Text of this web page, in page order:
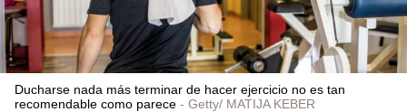
Ducharse nada más terminar de hacer ejercicio no es tan
recomendable como parece
Getty/ MATIJA KEBER